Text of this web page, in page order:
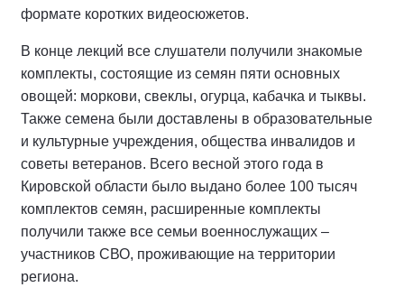
формате коротких видеосюжетов.
В конце лекций все слушатели получили знакомые
комплекты, состоящие из семян пяти основных
овощей: моркови, свеклы, огурца, кабачка и тыквы.
Также семена были доставлены в образовательные
и культурные учреждения, общества инвалидов и
советы ветеранов. Всего весной этого года в
Кировской области было выдано более 100 тысяч
комплектов семян, расширенные комплекты
получили также все семьи военнослужащих –
участников СВО, проживающие на территории
региона.